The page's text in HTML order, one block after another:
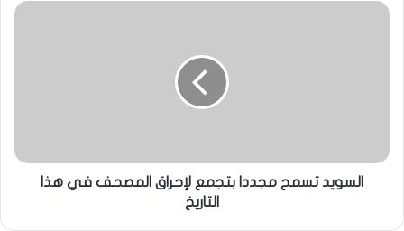
السويد تسمح مجددا بتجمع لإحراق المصحف في هذا
التاريخ